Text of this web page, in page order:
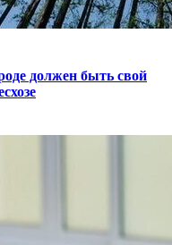
должен быть свой